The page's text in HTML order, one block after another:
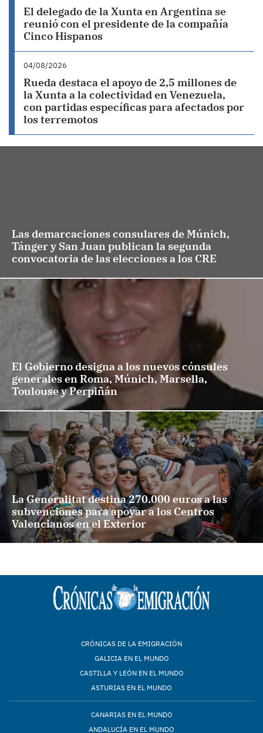
El delegado de la Xunta en Argentina se
reunió con el presidente de la compañía
Cinco Hispanos
04/08/2026
Rueda destaca el apoyo de 2,5 millones de
la Xunta a la colectividad en Venezuela,
con partidas específicas para afectados por
los terremotos
Las demarcaciones consulares de Múnich,
Tánger y San Juan publican la segunda
convocatoria de las elecciones a los CRE
El Gobierno designa a los nuevos cónsules
generales en Roma, Múnich, Marsella,
Toulouse y Perpiñán
La Generalitat destina 270.000 euros a las
subvenciones para apoyar a los Centros
Valencianos en el Exterior
CRÓNICAS DE LA EMIGRACIÓN
GALICIA EN EL MUNDO
CASTILLA Y LEÓN EN EL MUNDO
ASTURIAS EN EL MUNDO
CANARIAS EN EL MUNDO
ANDALUCÍA EN EL MUNDO